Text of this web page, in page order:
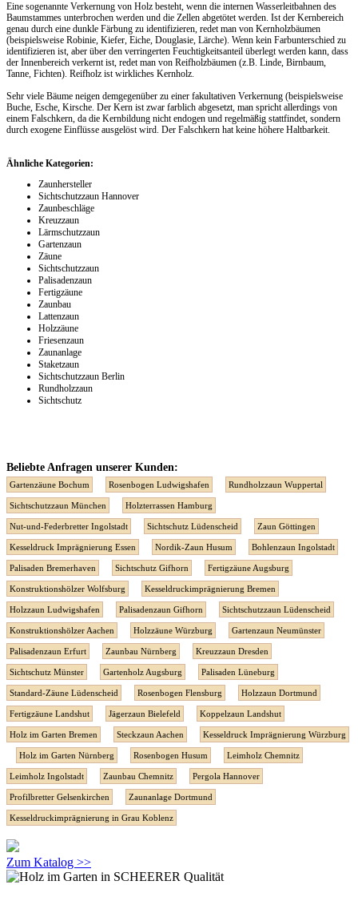
Eine sogenannte Verkernung von Holz besteht, wenn die internen Wasserleitbahnen des
Baumstammes unterbrochen werden und die Zellen abgetötet werden. Ist der Kernbereich
genau durch eine dunkle Färbung zu identifizieren, redet man von Kernholzbäumen
(beispielsweise Robinie, Kiefer, Eiche, Douglasie, Lärche). Wenn kein Farbunterschied zu
identifizieren ist, aber über den verringerten Feuchtigkeitsanteil überlegt werden kann, dass
der Innenbereich verkernt ist, redet man von Reifholzbäumen (z.B. Linde, Birnbaum,
Tanne, Fichten). Reifholz ist wirkliches Kernholz.
Sehr viele Bäume neigen demgegenüber zu einer fakultativen Verkernung (beispielsweise
Buche, Esche, Kirsche. Der Kern ist zwar farblich abgesetzt, man spricht allerdings von
einem Falschkern, da die Kernbildung nicht endogen und regelmäßig stattfindet, sondern
durch exogene Einflüsse ausgelöst wird. Der Falschkern hat keine höhere Haltbarkeit.
Ähnliche Kategorien:
Zaunhersteller
Sichtschutzzaun Hannover
Zaunbeschläge
Kreuzzaun
Lärmschutzzaun
Gartenzaun
Zäune
Sichtschutzzaun
Palisadenzaun
Fertigzäune
Zaunbau
Lattenzaun
Holzzäune
Friesenzaun
Zaunanlage
Staketzaun
Sichtschutzzaun Berlin
Rundholzzaun
Sichtschutz
Beliebte Anfragen unserer Kunden:
Gartenzäune Bochum Rosenbogen Ludwigshafen Rundholzzaun Wuppertal
Sichtschutzzaun München Holzterrassen Hamburg
Nut-und-Federbretter Ingolstadt Sichtschutz Lüdenscheid Zaun Göttingen
Kesseldruck Imprägnierung Essen Nordik-Zaun Husum Bohlenzaun Ingolstadt
Palisaden Bremerhaven Sichtschutz Gifhorn Fertigzäune Augsburg
Konstruktionshölzer Wolfsburg Kesseldruckimprägnierung Bremen
Holzzaun Ludwigshafen Palisadenzaun Gifhorn Sichtschutzzaun Lüdenscheid
Konstruktionshölzer Aachen Holzzäune Würzburg Gartenzaun Neumünster
Palisadenzaun Erfurt Zaunbau Nürnberg Kreuzzaun Dresden
Sichtschutz Münster Gartenholz Augsburg Palisaden Lüneburg
Standard-Zäune Lüdenscheid Rosenbogen Flensburg Holzzaun Dortmund
Fertigzäune Landshut Jägerzaun Bielefeld Koppelzaun Landshut
Holz im Garten Bremen Steckzaun Aachen Kesseldruck Imprägnierung Würzburg
Holz im Garten Nürnberg Rosenbogen Husum Leimholz Chemnitz
Leimholz Ingolstadt Zaunbau Chemnitz Pergola Hannover
Profilbretter Gelsenkirchen Zaunanlage Dortmund
Kesseldruckimprägnierung in Grau Koblenz
Zum Katalog >>